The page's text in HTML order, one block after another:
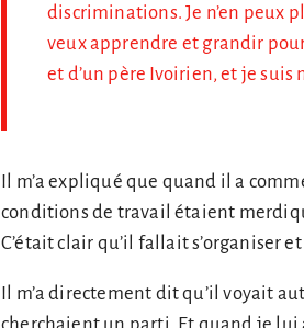
discriminations. Je n’en peux
veux apprendre et grandir pour
et d’un père Ivoirien, et je
Il m’a expliqué que quand il a
conditions de travail étaient
C’était clair qu’il fallait s’organiser
Il m’a directement dit qu’il voyait